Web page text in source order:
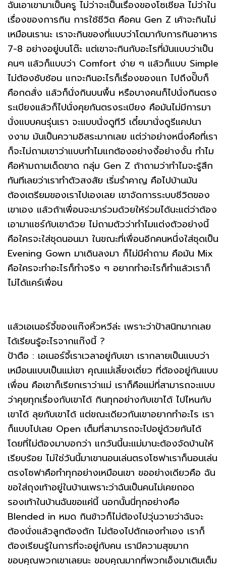
ฉันเอาเขามาเป็นครู ไม่ว่าจะเป็นเรื่องของโซเชียล ไม่ว่าใน
เรื่องของการกิน การใช้ชีวิต คือคน Gen Z เค้าจะกินไม่
เหมือนเรานะ เราจะกินของที่แบบว่าโตมากับการกินอาหาร
7-8 อย่างอยู่บนโต๊ะ แต่เขาจะกินกับอะไรที่มันแบบว่าเป็น
คนๆ แล้วก็แบบว่า Comfort ง่าย ๆ แล้วก็แบบ Simple
ไม่ต้องซับซ้อน แกจะกินอะไรก็เรื่องของแก ไปถึงปั๊บก็
คือกดสั่ง แล้วก็นั่งกินบนพื้น หรือบางคนก็ไปนั่งกินตรง
ระเบียงแล้วก็ไปนั่งคุยกันตรงระเบียง คือมันไม่มีการมา
นั่งแบบคนรุ่นเรา จะแบบนั่งดูทีวี เดี๋ยมานั่งดูรีแคปนา
งงาม มันเป็นความอิสระมากเลย แต่ว่าอย่างหนึ่งคือที่เรา
ก็จะไม่ถามเขาว่าแบบทำไมแกต้องอย่างงี้อย่างงั้น ทำไม
คือห้ามถามเด็ดขาด กลุ่ม Gen Z ถ้าถามว่าทำไมจะรู้สึก
ทันทีเลยว่าเราทำตัวสงสัย เริ่มรำคาญ คือไปบ้านมัน
ต้องเตรียมของเราไปเองเลย เขาจัดการระบบชีวิตของ
เขาเอง แล้วถ้าเพื่อนจะมาร่วมด้วยให้ร่วมได้นะแต่ว่าต้อง
เอามาแชร์กับเขาด้วย ไม่ถามตัวว่าทำไมแต่งตัวอย่างนี้
คือใครจะใส่ชุดนอนมา ในขณะที่เพื่อนอีกคนหนึ่งใส่ชุดเป็น
Evening Gown มาเดินลงมา ก็ไม่มีคำถาม คือมัน Mix
คือใครจะทำอะไรก็ทำจริง ๆ อยากทำอะไรก็ทำแล้วเราก็
ไม่ได้แคร์เพื่อน
แล้วเอเนอร์จี้ของแก๊งหิ้วหวีล่ะ เพราะว่าป้าสนิทมากเลย
ได้เรียนรู้อะไรจากแก๊งนี้ ?
ป้าตือ : เอเนอร์จี้เราเวลาอยู่กับเขา เรากลายเป็นแบบว่า
เหมือนแบบเป็นแม่เขา คุณแม่เลี้ยงเดี่ยว ที่ต้องอยู่กันแบบ
เพื่อน คือเขาก็เรียกเราว่าแม่ เราก็คือแม่ที่สามารถจะแบบ
ว่าคุยทุกเรื่องกับเขาได้ กินทุกอย่างกับเขาได้ ไปไหนกับ
เขาได้ ลุยกับเขาได้ แต่ขณะเดียวกันเขาอยากทำอะไร เรา
ก็แบบไปเลย Open เต็มที่สามารถจะไปอยู่ด้วยกันได้
โดยที่ไม่ต้องมาบอกว่า แกวันนี้นะแม่มานะต้องจัดบ้านให้
เรียบร้อย ไม่ใช่วันนี้มาเขานอนเล่นตรงโซฟาเราก็นอนเล่น
ตรงโซฟาคือทำทุกอย่างเหมือนเขา ขออย่างเดียวคือ ฉัน
ขอใส่ถุงเท้าอยู่ในบ้านเพราะว่าฉันเป็นคนไม่เคยถอด
รองเท้าในบ้านฉันขอแค่นี้ นอกนั้นนี่ทุกอย่างคือ
Blended in หมด กินข้าวก็ไม่ต้องไปวุ่นวายว่าฉันจะ
ต้องนั่งแล้วลูกต้องตัก ไม่ต้องไปตักเองทำเอง เราก็
ต้องเรียนรู้ในการที่จะอยู่กับคน เรามีความสุขมาก
ขอบคุณพวกเขาเลยนะ ขอบคุณมากที่พวกเอ็งมาเติมเต็ม